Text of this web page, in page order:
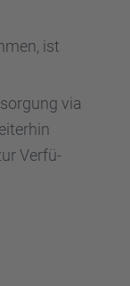
ist
via
Verfü­